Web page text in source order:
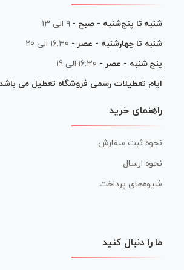
شنبه تا پنج‌شنبه - صبح - ۹ الی ۱۳
شنبه تا چهارشنبه - عصر - 16:30 الی 20
پنج شنبه - عصر - 16:30 الی 19
ایام تعطیلات رسمی فروشگاه تعطیل می باشد
راهنمای خرید
نحوه ثبت سفارش
نحوه ارسال
شیوه‌های پرداخت
ما را دنبال کنید